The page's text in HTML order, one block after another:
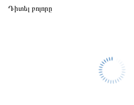
Դիտել բոլորը